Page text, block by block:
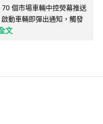
個市場車輛中控熒幕推送
動車輛即彈出通知，觸發
文